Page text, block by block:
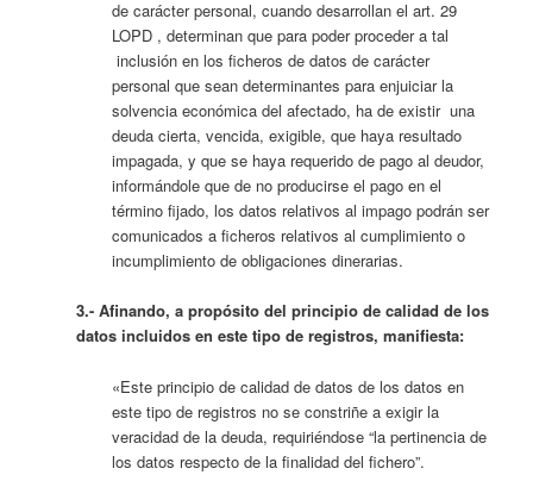
de carácter personal, cuando desarrollan el art. 29
LOPD , determinan que para poder proceder a tal
inclusión en los ficheros de datos de carácter
personal que sean determinantes para enjuiciar la
solvencia económica del afectado, ha de existir una
deuda cierta, vencida, exigible, que haya resultado
impagada, y que se haya requerido de pago al deudor,
informándole que de no producirse el pago en el
término fijado, los datos relativos al impago podrán ser
comunicados a ficheros relativos al cumplimiento o
incumplimiento de obligaciones dinerarias.
3.- Afinando, a propósito del principio de calidad de los
datos incluidos en este tipo de registros, manifiesta:
«Este principio de calidad de datos de los datos en
este tipo de registros no se constriñe a exigir la
veracidad de la deuda, requiriéndose “la pertinencia de
los datos respecto de la finalidad del fichero”.